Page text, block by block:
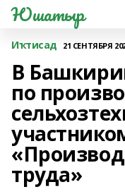
Юшатыр
Иҡтисад 21 СЕНТЯБРЯ
В
по
труда»